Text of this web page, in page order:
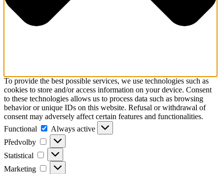
To provide the best possible services, we use technologies such as
cookies to store and/or access information on your device. Consent
to these technologies allows us to process data such as browsing
behavior or unique IDs on this website. Refusal or withdrawal of
consent may adversely affect certain features and functionalities.
Functional
Functional
Always active
Předvolby
Předvolby
Statistical Statistical
Marketing Marketing